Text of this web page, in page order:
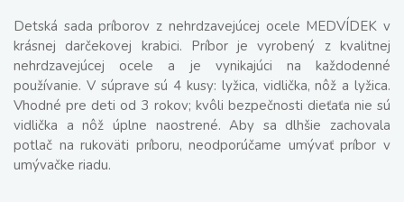
Detská sada príborov z nehrdzavejúcej ocele MEDVÍDEK v
krásnej darčekovej krabici. Príbor je vyrobený z kvalitnej
nehrdzavejúcej ocele a je vynikajúci na každodenné
používanie. V súprave sú 4 kusy: lyžica, vidlička, nôž a lyžica.
Vhodné pre deti od 3 rokov; kvôli bezpečnosti dieťaťa nie sú
vidlička a nôž úplne naostrené. Aby sa dlhšie zachovala
potlač na rukoväti príboru, neodporúčame umývať príbor v
umývačke riadu.